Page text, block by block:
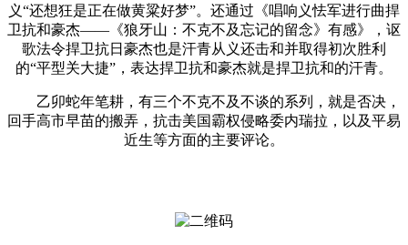
义“还想狂是正在做黄粱好梦”。还通过《唱响义怯军进行曲捍
卫抗和豪杰——《狼牙山：不克不及忘记的留念》有感》，讴
歌法令捍卫抗日豪杰也是汗青从义还击和并取得初次胜利
的“平型关大捷”，表达捍卫抗和豪杰就是捍卫抗和的汗青。
乙卯蛇年笔耕，有三个不克不及不谈的系列，就是否决，
回手高市早苗的搬弄，抗击美国霸权侵略委内瑞拉，以及平易
近生等方面的主要评论。